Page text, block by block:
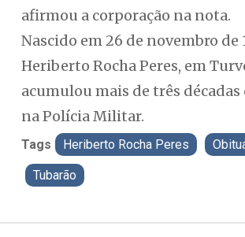
afirmou a corporação na nota.
Nascido em 26 de novembro de
Heriberto Rocha Peres, em
acumulou mais de três décadas
na Polícia Militar.
Tags Heriberto Rocha Peres
Tubarão